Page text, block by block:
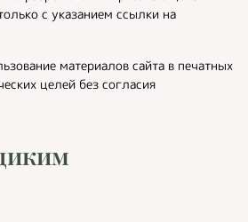
с указанием ссылки на
материалов сайта в печатных
целей без согласия